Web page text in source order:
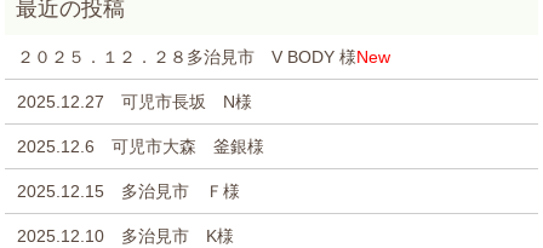
２０２５．１２．２８多治見市 V BODY 様New
2025.12.27 可児市長坂 N様
2025.12.6 可児市大森 釜銀様
2025.12.15 多治見市 Ｆ様
2025.12.10 多治見市 K様